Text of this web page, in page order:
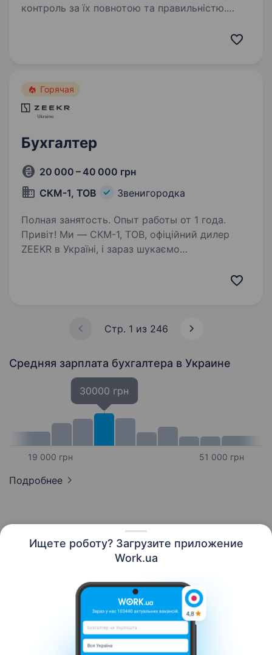
Ищете роботу? Загрузите приложение
Work.ua
контроль за їх повнотою та правильністю.
Горячая
Бухгалтер
20 000 – 40 000 грн
СКМ-1, ТОВ
Звенигородка
Полная занятость. Опыт работы от 1 года.
Привіт! Ми — СКМ-1, ТОВ, офіційний дилер
ZEEKR в Україні, і зараз шукаємо
Стр. 1 из 246
Средняя зарплата бухгалтера в Украине
19 000 грн
30000 грн
51 000 грн
Подробнее